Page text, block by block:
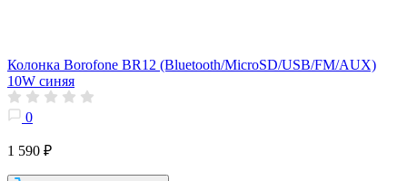
Колонка Borofone BR12 (Bluetooth/MicroSD/USB/FM/AUX)
10W синяя
0
1 590 ₽